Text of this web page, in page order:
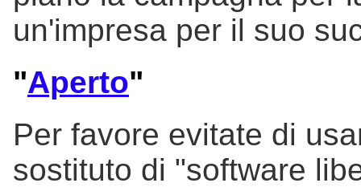
un'impresa per il suo
"Aperto"
Per favore evitate di
sostituto di "software